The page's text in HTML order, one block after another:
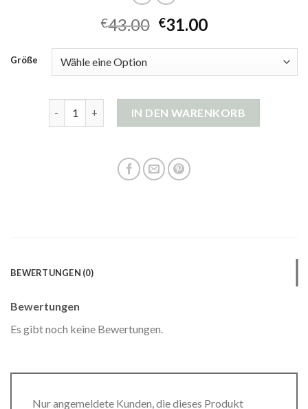
€43.00 €31.00
Größe
IN DEN WARENKORB
BEWERTUNGEN (0)
Bewertungen
Es gibt noch keine Bewertungen.
Nur angemeldete Kunden, die dieses Produkt